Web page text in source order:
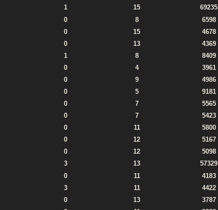
1 15
69235
0 8
6598
0 15
4678
0 13
4369
1 8
8409
0 4
3961
0 9
4986
0 5
9181
0 7
5565
0 7
5423
0 11
5800
0 12
5167
0 12
5098
3 13
57329
0 11
4183
3 11
4422
0 13
3787